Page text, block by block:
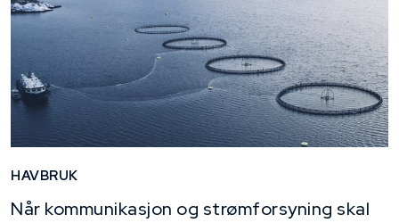
HAVBRUK
Når kommunikasjon og strømforsyning skal